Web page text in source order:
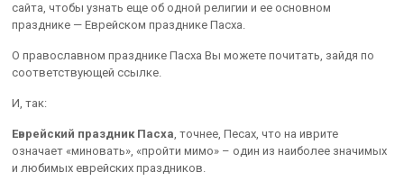
сайта, чтобы узнать еще об одной религии и ее основном
празднике — Еврейском празднике Пасха.
О православном празднике Пасха Вы можете почитать, зайдя по
соответствующей ссылке.
И, так:
Еврейский праздник Пасха, точнее, Песах, что на иврите
означает «миновать», «пройти мимо» – один из наиболее значимых
и любимых еврейских праздников.